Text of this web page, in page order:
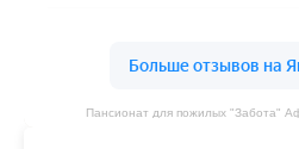
Пансионат для пожилых "Забота"